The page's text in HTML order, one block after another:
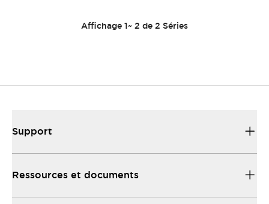
Affichage 1~ 2 de 2 Séries
Support
Ressources et documents